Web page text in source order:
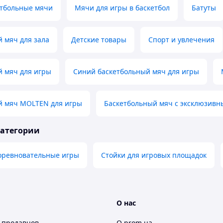
мячи Мячи для игры в баскетбол Батуты
мяч для зала Детские товары Спорт и увлечения
мяч для игры Синий баскетбольный мяч для игры
мяч MOLTEN для игры Баскетбольный мяч с
игры Стойки для игровых площадок
О нас